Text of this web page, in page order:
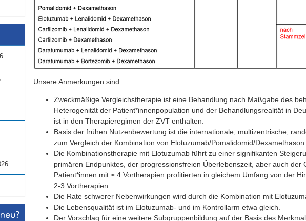
,
Unsere Anmerkungen sind:
Zweckmäßige Vergleichstherapie ist eine Behandlung nach Maßgabe des
Heterogenität der Patient*innenpopulation und der Behandlungsrealität in
ist in den Therapieregimen der ZVT enthalten.
Basis der frühen Nutzenbewertung ist die internationale, multizentrische,
zum Vergleich der Kombination von Elotuzumab/Pomalidomid/
Die Kombinationstherapie mit Elotuzumab führt zu einer signifikanten
primären Endpunktes, der progressionsfreien Überlebenszeit, aber auch der
Patient*innen mit ≥ 4 Vortherapien profitierten in gleichem Umfang von der
2-3 Vortherapien.
Die Rate schwerer Nebenwirkungen wird durch die Kombination mit
Die Lebensqualität ist im Elotuzumab- und im Kontrollarm etwa gleich.
Der Vorschlag für eine weitere Subgruppenbildung auf der Basis des